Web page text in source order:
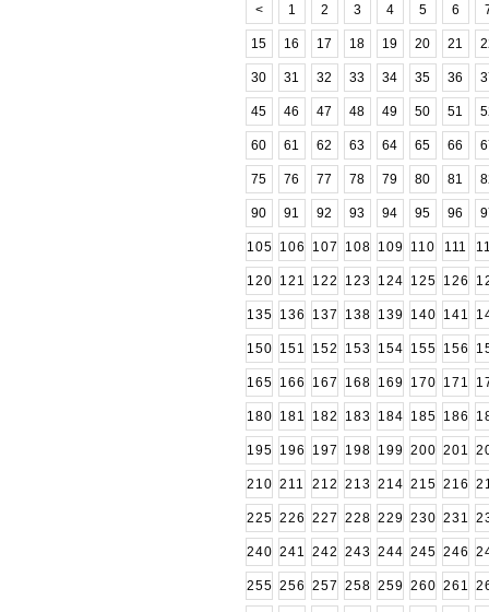
< 1 2 3 4 5 6
15 16 17 18 19 20 21
30 31 32 33 34 35 36
45 46 47 48 49 50 51
60 61 62 63 64 65 66
75 76 77 78 79 80 81
90 91 92 93 94 95 96
105 106 107 108 109 110 111
120 121 122 123 124 125 126
135 136 137 138 139 140 141
150 151 152 153 154 155 156
165 166 167 168 169 170 171
180 181 182 183 184 185 186
195 196 197 198 199 200 201
210 211 212 213 214 215 216
225 226 227 228 229 230 231
240 241 242 243 244 245 246
255 256 257 258 259 260 261